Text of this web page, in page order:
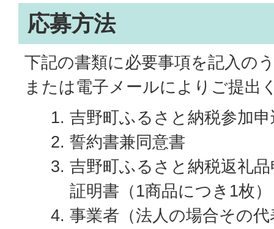
応募方法
下記の書類に必要事項を記入の
または電子メールによりご提出
吉野町ふるさと納税参加
誓約書兼同意書
吉野町ふるさと納税返礼
証明書（1商品につき1枚）
事業者（法人の場合その